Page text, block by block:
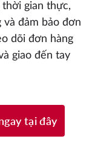
gian thực,
và đảm bảo đơn
dõi đơn hàng
giao đến tay
tại đây